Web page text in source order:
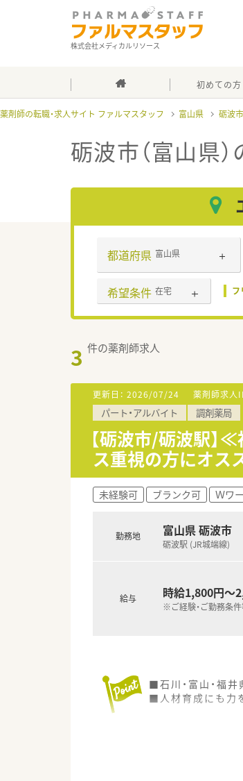
株式会社メディカルリソース
初めての方
薬剤師の転職・求人サイト ファルマスタッフ 富山県 砺波市
砺波市（富山県
都道府県 富山県
希望条件 在宅 フ
3 件の薬剤師求人
更新日： 2026/07/24 薬剤師求人
パート・アルバイト 調剤薬局
【砺波市/砺波駅】
ス重視の方にオス
未経験可 ブランク可 Ｗワ
勤務地 富山県 砺波市
砺波駅 (JR城端線)
給与 時給1,800円～
※ご経験・ご勤務条
■石川・富山・福
■人材育成にも力